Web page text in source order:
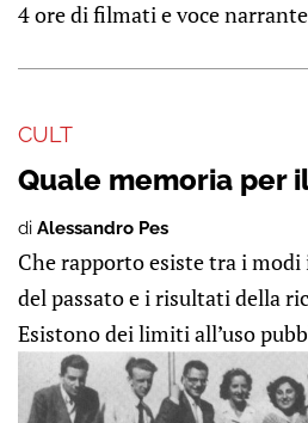
4 ore di filmati e voce
CULT
Quale memoria per
di Alessandro Pes
Che rapporto esiste tra i
del passato e i risultati della
Esistono dei limiti all’uso